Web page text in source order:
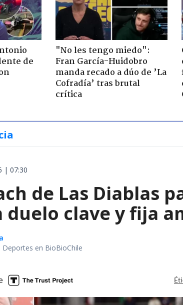
de
"No les tengo miedo":
Fran García-Huidobro
manda recado a dúo de ’La
Cofradía’ tras brutal
crítica
| 07:30
de Las Diablas
duelo clave y fija
Deportes en BioBioChile